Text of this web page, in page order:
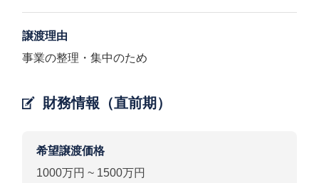
譲渡理由
事業の整理・集中のため
財務情報（直前期）
希望譲渡価格
1000万円 ~ 1500万円